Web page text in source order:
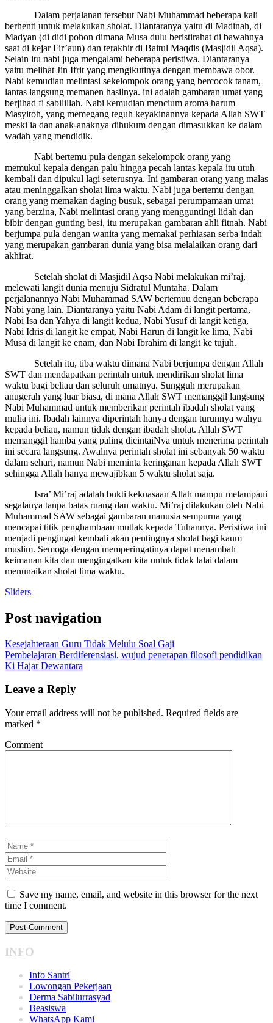
Dalam perjalanan tersebut Nabi Muhammad beberapa kali
berhenti untuk melakukan sholat. Diantaranya yaitu di Madinah, di
Madyan (di didi pohon dimana Musa dulu beristirahat di bawahnya
saat di kejar Fir’aun) dan terakhir di Baitul Maqdis (Masjidil Aqsa).
Selain itu nabi juga mengalami beberapa peristiwa. Diantaranya
yaitu melihat Jin Ifrit yang mengikutinya dengan membawa obor.
Nabi kemudian melintasi sekelompok orang yang bercocok tanam,
lantas langsung memanen hasilnya. ini adalah gambaran umat yang
berjihad fi sabilillah. Nabi kemudian mencium aroma harum
Masyitoh, yang memegang teguh keyakinannya kepada Allah SWT
meski ia dan anak-anaknya dihukum dengan dimasukkan ke dalam
wadah yang mendidik.
Nabi bertemu pula dengan sekelompok orang yang
memukul kepala dengan palu hingga pecah lantas kepala itu utuh
kembali dan dipukul lagi seterusnya. Ini gambaran orang yang malas
atau meninggalkan sholat lima waktu. Nabi juga bertemu dengan
orang yang memakan daging busuk, sebagai perumpamaan umat
yang berzina, Nabi melintasi orang yang mengguntingi lidah dan
bibir dengan gunting besi, itu merupakan gambaran ahli fitnah. Nabi
berjumpa pula dengan wanita yang memakai perhiasan serba indah
yang merupakan gambaran dunia yang bisa melalaikan orang dari
akhirat.
Setelah sholat di Masjidil Aqsa Nabi melakukan mi’raj,
melewati langit dunia menuju Sidratul Muntaha. Dalam
perjalanannya Nabi Muhammad SAW bertemuu dengan beberapa
Nabi yang lain. Diantaranya yaitu Nabi Adam di langit pertama,
Nabi Isa dan Yahya di langit kedua, Nabi Yusuf di langit ketiga,
Nabi Idris di langit ke empat, Nabi Harun di langit ke lima, Nabi
Musa di langit ke enam, dan Nabi Ibrahim di langit ke tujuh.
Setelah itu, tiba waktu dimana Nabi berjumpa dengan Allah
SWT dan mendapatkan perintah untuk mendirikan sholat lima
waktu bagi beliau dan seluruh umatnya. Sungguh merupakan
anugerah yang luar biasa, di mana Allah SWT memanggil langsung
Nabi Muhammad untuk memberikan perintah ibadah sholat yang
mulia ini. Ibadah lainnya diperintah hanya dengan turunnya wahyu
kepada beliau, namun tidak dengan ibadah sholat. Allah SWT
memanggil hamba yang paling dicintaiNya untuk menerima perintah
ini secara langsung. Awalnya perintah sholat ini sebanyak 50 waktu
dalam sehari, namun Nabi meminta keringanan kepada Allah SWT
sehingga Allah hanya mewajibkan 5 waktu sholat saja.
Isra’ Mi’raj adalah bukti kekuasaan Allah mampu melampaui
segalanya tanpa batas ruang dan waktu. Mi’raj dilakukan oleh Nabi
Muhammad SAW sebagai gambaran manusia sempurna yang
mencapai titik penghambaan mutlak kepada Tuhannya. Peristiwa ini
menjadi pengingat kembali akan pentingnya sholat bagi kaum
muslim. Semoga dengan memperingatinya dapat menambah
keimanan kita dan mengingatkan kita untuk tidak lalai dalam
menunaikan sholat lima waktu.
Sliders
Post navigation
Kesejahteraan Guru Tidak Melulu Soal Gaji
Pembelajaran Berdiferensiasi, wujud penerapan filosofi pendidikan
Ki Hajar Dewantara
Leave a Reply
Your email address will not be published. Required fields are
marked *
Comment
Save my name, email, and website in this browser for the next
time I comment.
INFO
Info Santri
Lowongan Pekerjaan
Derma Sabilurrasyad
Beasiswa
WhatsApp Kami